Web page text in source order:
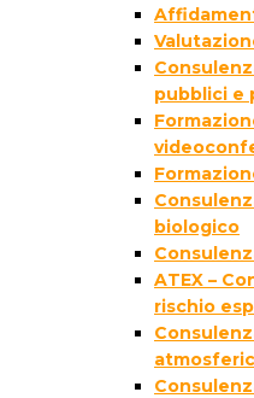
pubblici e
biologico
ATEX –
rischio